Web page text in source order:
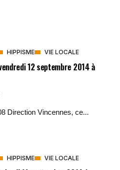
HIPPISME VIE LOCALE
12 septembre 2014 à
Direction Vincennes, ce...
HIPPISME VIE LOCALE